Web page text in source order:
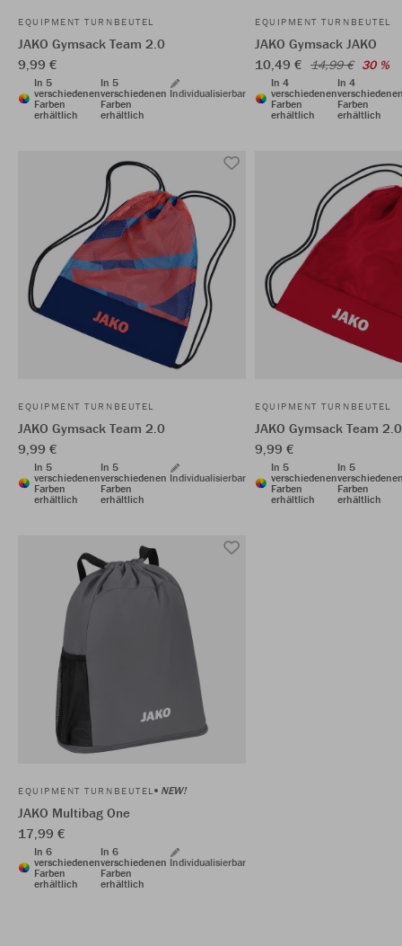
EQUIPMENT TURNBEUTEL
JAKO Gymsack Team 2.0
9,99 €
In 5
verschiedenen
Farben
erhältlich
In 5
verschiedenen
Farben
erhältlich
Individualisierbar
EQUIPMENT TURNBEUTEL
JAKO Gymsack JAKO
10,49 € 14,99 € 30 %
In 4
verschiedenen
Farben
erhältlich
In 4
Farben
erhältlich
EQUIPMENT TURNBEUTEL
JAKO Gymsack Team 2.0
9,99 €
In 5
verschiedenen
Farben
erhältlich
In 5
verschiedenen
Farben
erhältlich
Individualisierbar
EQUIPMENT TURNBEUTEL
JAKO Gymsack Team 2.0
9,99 €
In 5
verschiedenen
Farben
erhältlich
In 5
Farben
erhältlich
EQUIPMENT TURNBEUTEL NEW!
JAKO Multibag One
17,99 €
In 6
verschiedenen
Farben
erhältlich
In 6
verschiedenen
Farben
erhältlich
Individualisierbar